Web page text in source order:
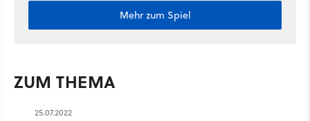
Mehr zum Spiel
ZUM THEMA
25.07.2022